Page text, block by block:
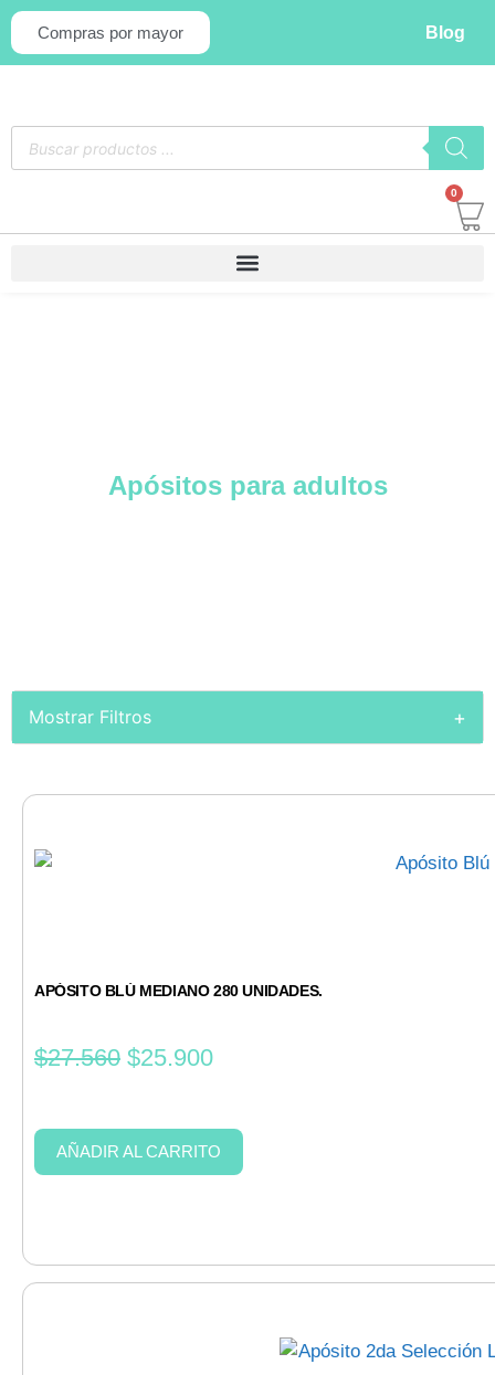
Compras por mayor Blog
0
Apósitos para adultos
Mostrar Filtros +
APÓSITO BLÚ MEDIANO 280 UNIDADES.
$27.560 $25.900
AÑADIR AL CARRITO